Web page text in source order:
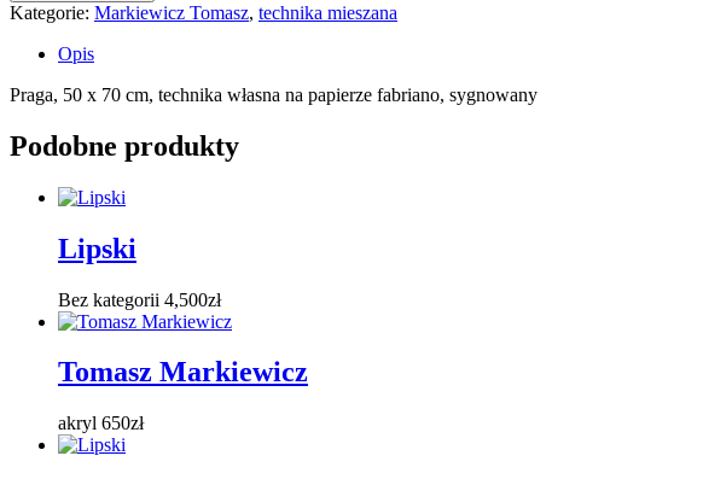
Kategorie: Markiewicz Tomasz, technika mieszana
Opis
Praga, 50 x 70 cm, technika własna na papierze fabriano, sygnowany
Podobne produkty
Lipski
Bez kategorii 4,500zł
Tomasz Markiewicz
akryl 650zł